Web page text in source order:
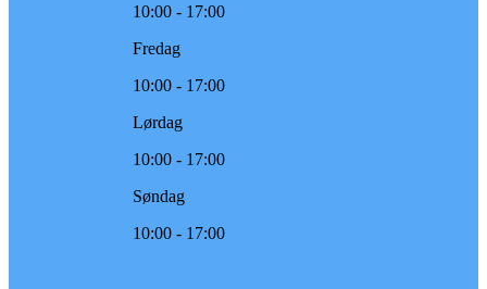
10:00 - 17:00
Fredag
10:00 - 17:00
Lørdag
10:00 - 17:00
Søndag
10:00 - 17:00